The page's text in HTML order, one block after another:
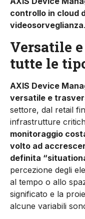
controllo in cloud
videosorveglianza.
Versatile
tutte le
AXIS Device
versatile e
settore, dal retail
infrastrutture
monitoraggio
volto ad
definita
percezione degli
al tempo o allo
significato e la
alcune variabili